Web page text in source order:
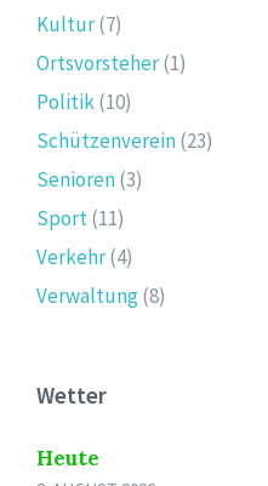
Kultur(7)
Ortsvorsteher(1)
Politik(10)
Schützenverein(23)
Senioren(3)
Sport(11)
Verkehr(4)
Verwaltung(8)
Wetter
Heute